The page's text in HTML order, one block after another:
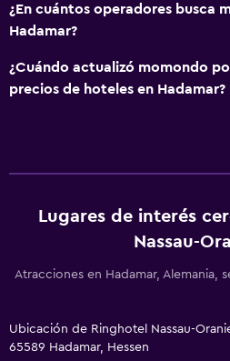
¿En cuántos operadores busca
Hadamar?
¿Cuándo actualizó momondo
precios de hoteles en Hadamar?
Lugares de interés
Nassau-
Atracciones en Hadamar, Alemania,
Ubicación de Ringhotel Nassau-
65589 Hadamar, Hessen